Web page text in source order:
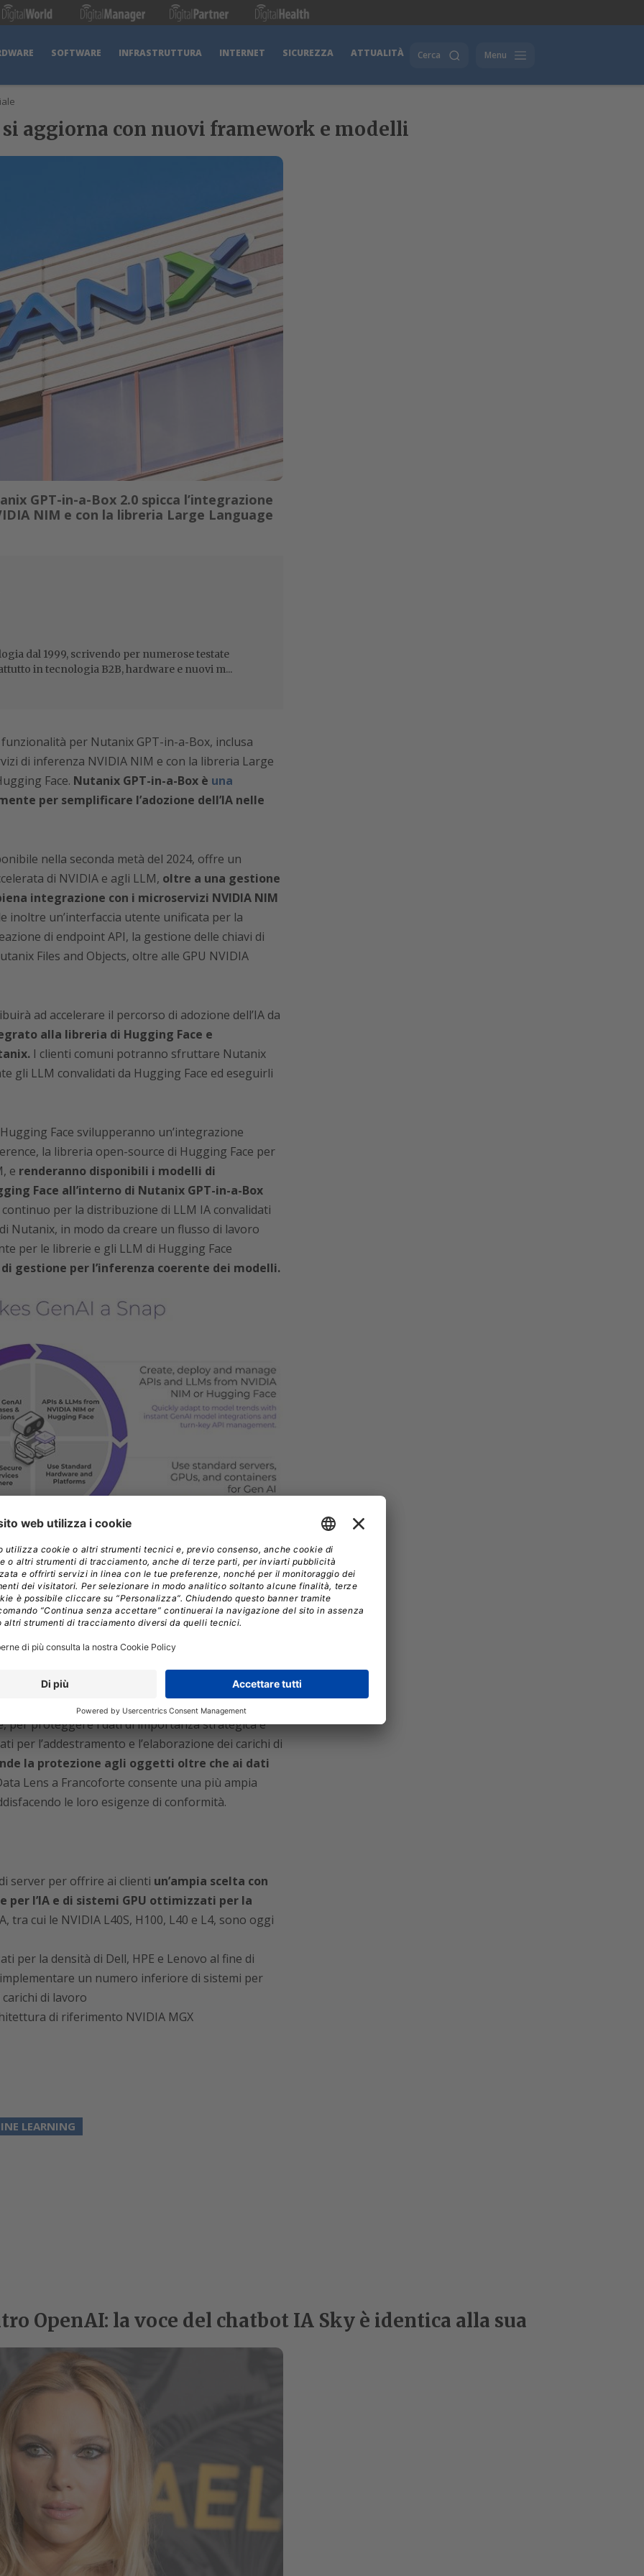
SOFTWARE INFRASTRUTTURA INTERNET SICUREZZA ATTUALITÀ Cerca Menu
aggiorna con nuovi framework e modelli
GPT-in-a-Box 2.0 spicca l’integrazione
NIM e con la libreria Large Language
dal 1999, scrivendo per numerose testate
in tecnologia B2B, hardware e nuovi m...
per Nutanix GPT-in-a-Box, inclusa
di inferenza NVIDIA NIM e con la libreria Large
Face. Nutanix GPT-in-a-Box è una
per semplificare l’adozione dell’IA nelle
nella seconda metà del 2024, offre un
di NVIDIA e agli LLM, oltre a una gestione
integrazione con i microservizi NVIDIA NIM
inoltre un’interfaccia utente unificata per la
di endpoint API, la gestione delle chiavi di
Files and Objects, oltre alle GPU NVIDIA
ad accelerare il percorso di adozione dell’IA da
alla libreria di Hugging Face e
I clienti comuni potranno sfruttare Nutanix
gli LLM convalidati da Hugging Face ed eseguirli
Face svilupperanno un’integrazione
la libreria open-source di Hugging Face per
e renderanno disponibili i modelli di
Face all’interno di Nutanix GPT-in-a-Box
per la distribuzione di LLM IA convalidati
Nutanix, in modo da creare un flusso di lavoro
per le librerie e gli LLM di Hugging Face
gestione per l’inferenza coerente dei modelli.
di dati non strutturati per IA/ML e
e TCO superiori.Nutanix Unified Storage
all-NVMe da oltre 550 Terabyte e un
Gigabyte/secondo da un singolo nodo (quasi la
consentendo letture di dati più rapide e
GPUDirect Storage per velocizzare
per proteggere i dati di importanza strategica e
per l’addestramento e l’elaborazione dei carichi di
la protezione agli oggetti oltre che ai dati
Lens a Francoforte consente una più ampia
le loro esigenze di conformità.
server per offrire ai clienti un’ampia scelta con
l’IA e di sistemi GPU ottimizzati per la
tra cui le NVIDIA L40S, H100, L40 e L4, sono oggi
per la densità di Dell, HPE e Lenovo al fine di
un numero inferiore di sistemi per
di lavoro
di riferimento NVIDIA MGX
LEARNING
OpenAI: la voce del chatbot IA Sky è identica alla sua